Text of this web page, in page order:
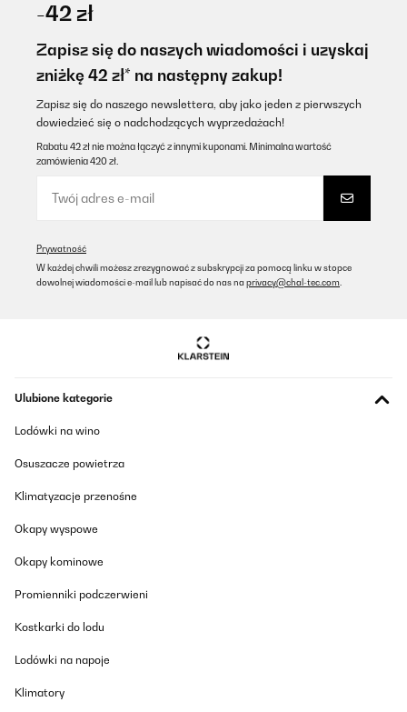
-42 zł
Zapisz się do naszych wiadomości i uzyskaj
zniżkę 42 zł* na następny zakup!
Zapisz się do naszego newslettera, aby jako jeden z pierwszych
dowiedzieć się o nadchodzących wyprzedażach!
Rabatu 42 zł nie można łączyć z innymi kuponami. Minimalna wartość
zamówienia 420 zł.
Prywatność
W każdej chwili możesz zrezygnować z subskrypcji za pomocą linku w stopce
dowolnej wiadomości e-mail lub napisać do nas na privacy@chal-tec.com
Ulubione kategorie
Lodówki na wino
Osuszacze powietrza
Klimatyzacje przenośne
Okapy wyspowe
Okapy kominowe
Promienniki podczerwieni
Kostkarki do lodu
Lodówki na napoje
Klimatory